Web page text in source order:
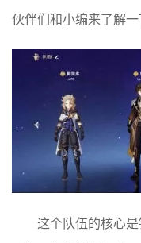
伙伴们和小编来了解一
这个队伍的核心